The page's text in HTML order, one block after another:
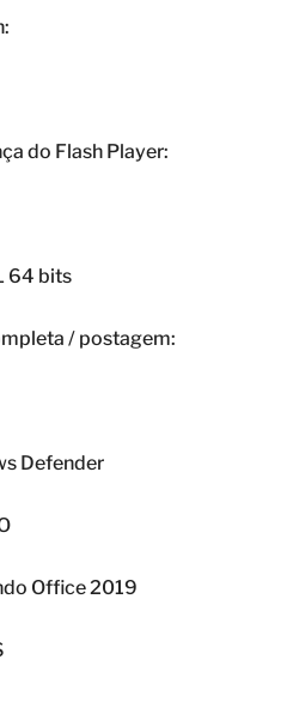
do Flash Player:
64 bits
/ postagem:
Defender
Office 2019